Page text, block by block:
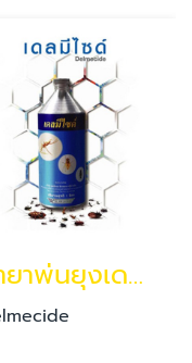
น้ำยาพ่นยุงเดลมีไซด์ ยาฉีดแมลงบินไบโอแอมเพลท